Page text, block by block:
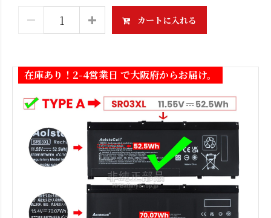
カートに入れる
在庫あり！2-4営業日 で大阪府からお届け。